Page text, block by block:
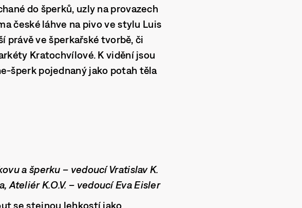
do šperků, uzly na provazech
české láhve na pivo ve stylu Luis
ve šperkařské tvorbě, či
Kratochvílové. K vidění jsou
šperk pojednaný jako potah těla
a šperku – vedoucí Vratislav K.
Ateliér K.O.V. – vedoucí Eva Eisler
se stejnou lehkostí jako